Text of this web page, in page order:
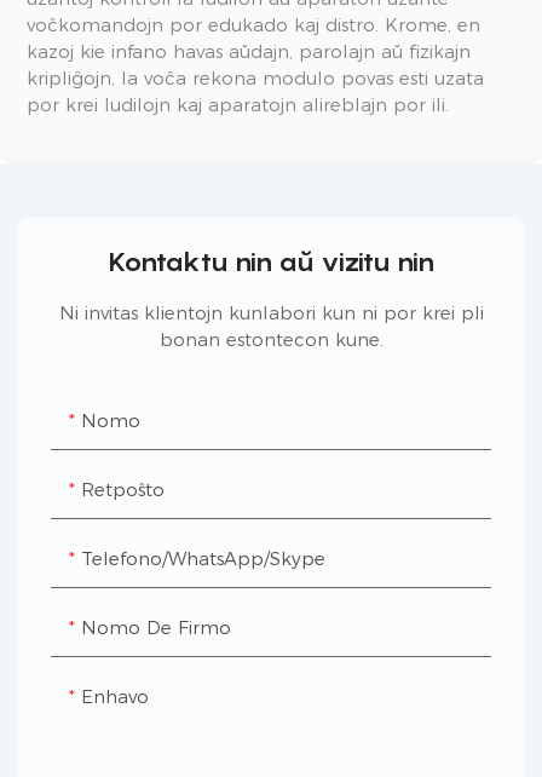
voĉkomandojn por edukado kaj distro. Krome, en
kazoj kie infano havas aŭdajn, parolajn aŭ fizikajn
kripliĝojn, la voĉa rekona modulo povas esti uzata
por krei ludilojn kaj aparatojn alireblajn por ili.
Kontaktu nin aŭ vizitu nin
Ni invitas klientojn kunlabori kun ni por krei pli
bonan estontecon kune.
Nomo
Retpoŝto
Telefono/WhatsApp/Skype
Nomo De Firmo
Enhavo